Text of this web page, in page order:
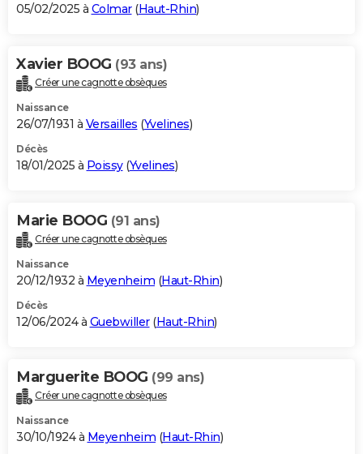
05/02/2025 à Colmar(Haut-Rhin)
Xavier BOOG (93 ans)
Créer une cagnotte obsèques
Naissance
26/07/1931 à Versailles (Yvelines)
Décès
18/01/2025 à Poissy(Yvelines)
Marie BOOG (91 ans)
Créer une cagnotte obsèques
Naissance
20/12/1932 à Meyenheim (Haut-Rhin)
Décès
12/06/2024 à Guebwiller(Haut-Rhin)
Marguerite BOOG (99 ans)
Créer une cagnotte obsèques
Naissance
30/10/1924 à Meyenheim (Haut-Rhin)